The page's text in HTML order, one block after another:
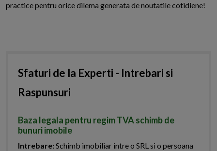
practice pentru orice dilema generata de noutatile cotidiene!
Sfaturi de la Experti - Intrebari si
Raspunsuri
Baza legala pentru regim TVA schimb de
bunuri imobile
Intrebare:Schimb imobiliar intre o SRL si o persoana